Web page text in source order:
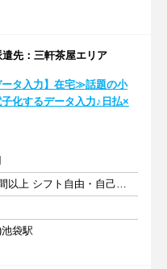
先：三軒茶屋エリア
ータ入力】在宅≫話題の小
化するデータ入力♪日払×
週1日以上 1日4時間以上 シフト自由・自己申告
袋駅